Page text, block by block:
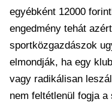
egyébként 12000
engedmény tehát
sportközgazdászok
elmondják, ha egy
vagy radikálisan
nem feltétlenül fogja